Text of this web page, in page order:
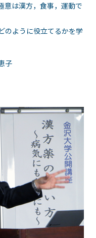
意は漢方，食事，運動で
のように役立てるかを学
子